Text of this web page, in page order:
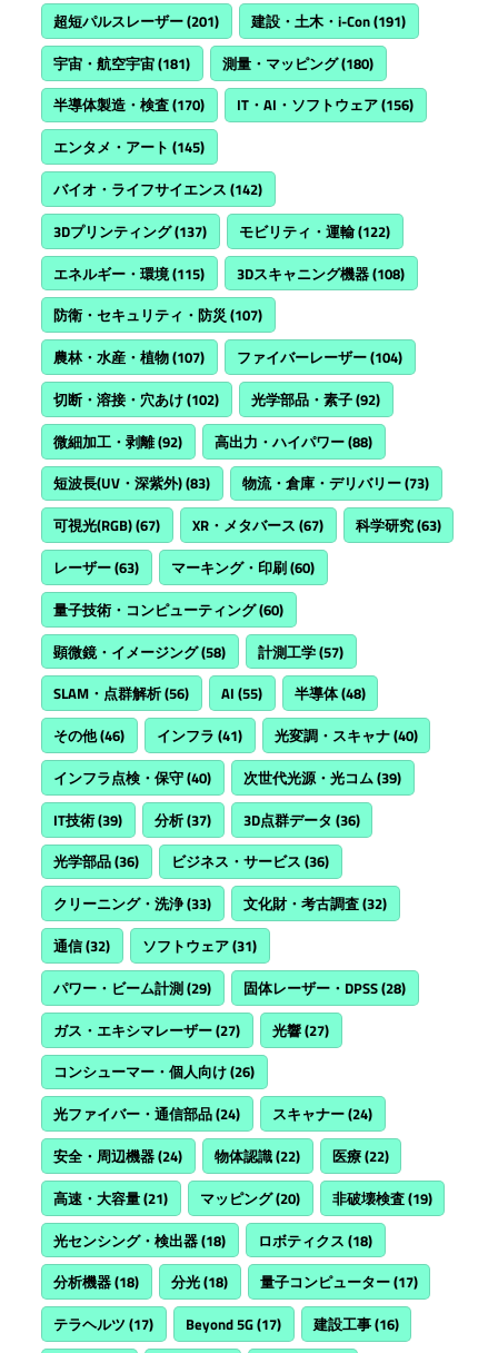
超短パルスレーザー(201) 建設・土木・i-Con(191)
宇宙・航空宇宙(181) 測量・マッピング(180)
半導体製造・検査(170) IT・AI・ソフトウェア(156)
エンタメ・アート (145)
バイオ・ライフサイエンス (142)
3Dプリンティング(137) モビリティ・運輸(122)
エネルギー・環境(115) 3Dスキャニング機器(108)
防衛・セキュリティ・防災(107)
農林・水産・植物(107) ファイバーレーザー(104)
切断・溶接・穴あけ(102) 光学部品・素子(92)
微細加工・剥離(92) 高出力・ハイパワー(88)
短波長(UV・深紫外)(83) 物流・倉庫・デリバリー(73)
可視光(RGB)(67) XR・メタバース (67) 科学研究(63)
レーザー(63) マーキング・印刷(60)
量子技術・コンピューティング(60)
顕微鏡・イメージング(58) 計測工学(57)
SLAM・点群解析(56) AI (55) 半導体(48)
その他(46) インフラ (41) 光変調・スキャナ(40)
インフラ点検・保守(40) 次世代光源・光コム(39)
IT技術(39) 分析(37) 3D点群データ (36)
光学部品(36) ビジネス・サービス (36)
クリーニング・洗浄(33) 文化財・考古調査(32)
通信(32) ソフトウェア(31)
パワー・ビーム計測(29) 固体レーザー・DPSS(28)
ガス・エキシマレーザー(27) 光響(27)
コンシューマー・個人向け(26)
光ファイバー・通信部品(24) スキャナー(24)
安全・周辺機器(24) 物体認識(22) 医療(22)
高速・大容量(21) マッピング(20) 非破壊検査(19)
光センシング・検出器(18) ロボティクス (18)
分析機器(18) 分光(18) 量子コンピューター(17)
テラヘルツ (17) Beyond 5G(17) 建設工事(16)